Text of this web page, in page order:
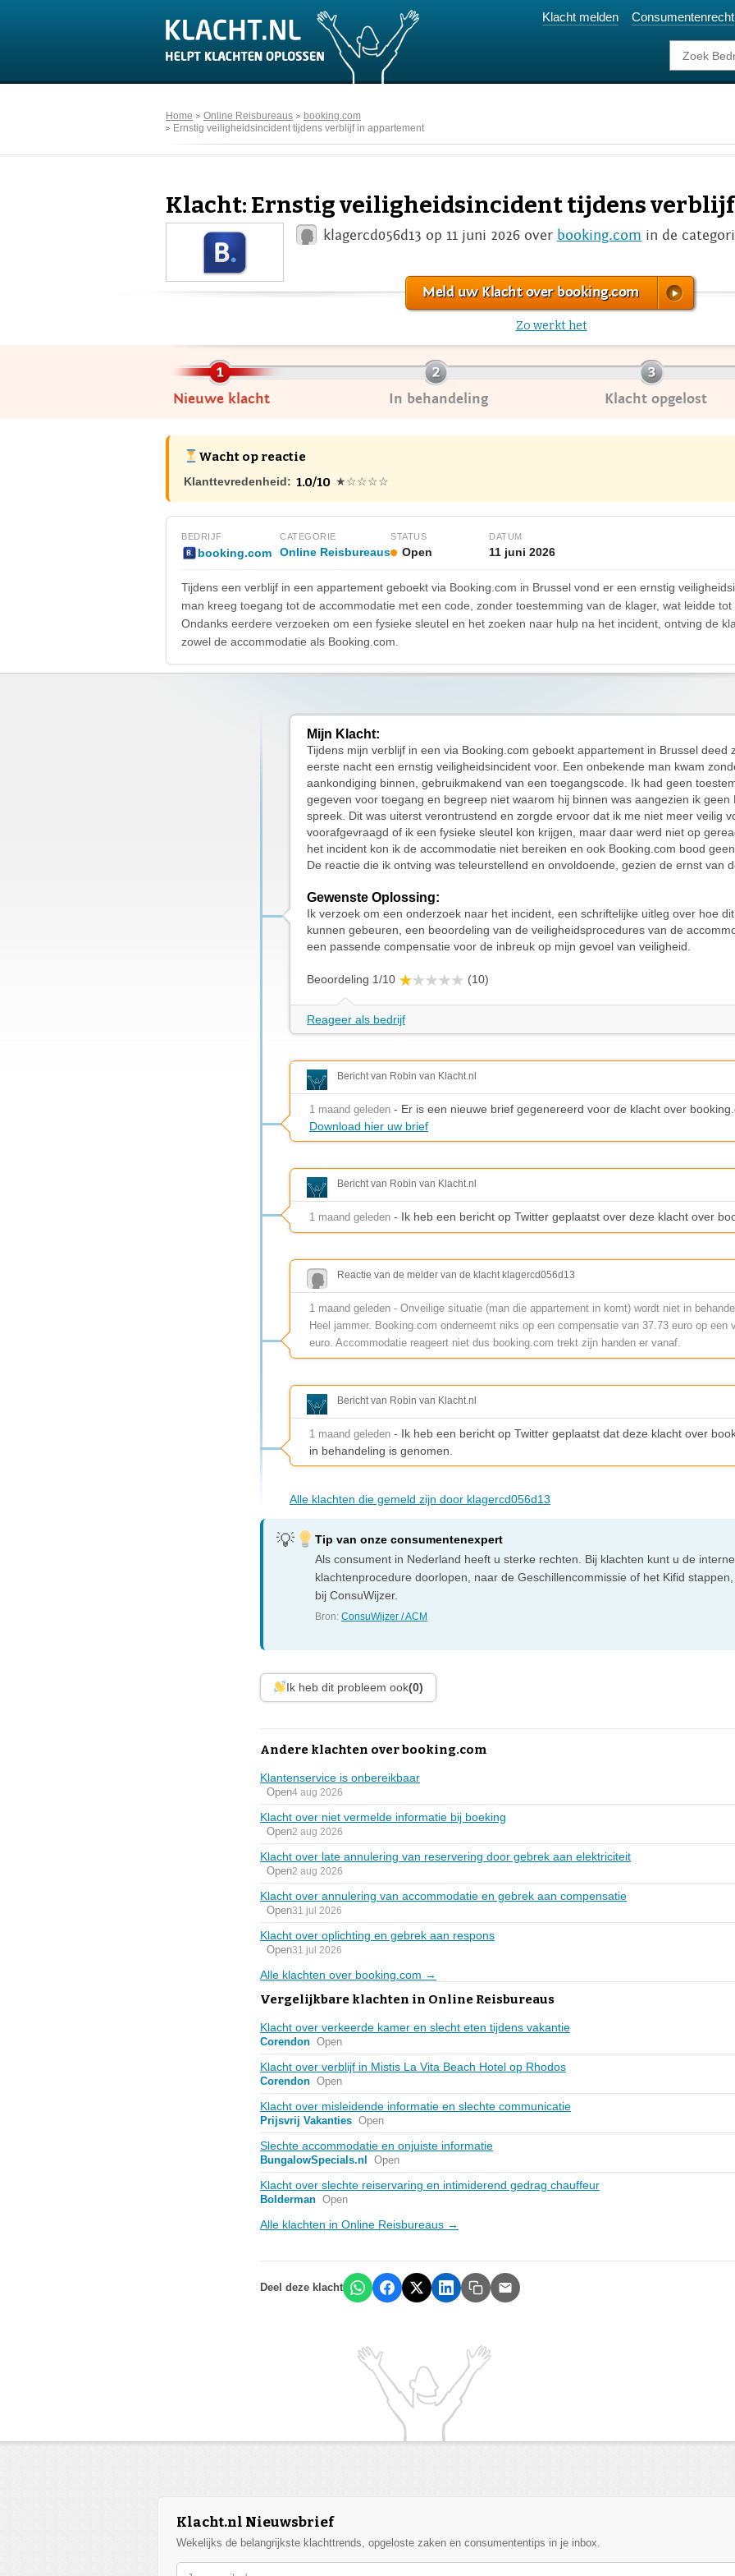
Klacht melden Consumentenrecht
Home Online Reisbureaus
booking.com
Ernstig veiligheidsincident tijdens verblijf in appartement
Klacht: Ernstig veiligheidsincident tijdens
klagercd056d13 op 11 juni 2026 over booking.com in de
Meld uw Klacht over booking.com
Zo werkt het
Nieuwe klacht In behandeling Klacht opgelost
Wacht op reactie
Klanttevredenheid: 1.0/10 ★☆☆☆☆
BEDRIJF
booking.com
CATEGORIE
Online Reisbureaus
STATUS
Open
DATUM
11 juni 2026
Tijdens een verblijf in een appartement geboekt via Booking.com in Brussel vond er een ernstig
man kreeg toegang tot de accommodatie met een code, zonder toestemming van de klager, wat leidde tot
Ondanks eerdere verzoeken om een fysieke sleutel en het zoeken naar hulp na het incident, ontving de
zowel de accommodatie als Booking.com.
Mijn Klacht:
Tijdens mijn verblijf in een via Booking.com geboekt appartement in Brussel deed
eerste nacht een ernstig veiligheidsincident voor. Een onbekende man kwam
aankondiging binnen, gebruikmakend van een toegangscode. Ik had geen
gegeven voor toegang en begreep niet waarom hij binnen was aangezien ik geen
spreek. Dit was uiterst verontrustend en zorgde ervoor dat ik me niet meer veilig
voorafgevraagd of ik een fysieke sleutel kon krijgen, maar daar werd niet op
het incident kon ik de accommodatie niet bereiken en ook Booking.com bood
De reactie die ik ontving was teleurstellend en onvoldoende, gezien de ernst van
Gewenste Oplossing:
Ik verzoek om een onderzoek naar het incident, een schriftelijke uitleg over hoe
kunnen gebeuren, een beoordeling van de veiligheidsprocedures van de
een passende compensatie voor de inbreuk op mijn gevoel van veiligheid.
Beoordeling 1/10 (10)
Reageer als bedrijf
Bericht van Robin van Klacht.nl
1 maand geleden - Er is een nieuwe brief gegenereerd voor de klacht over
Download hier uw brief
Bericht van Robin van Klacht.nl
1 maand geleden - Ik heb een bericht op Twitter geplaatst over deze klacht over
Reactie van de melder van de klacht klagercd056d13
1 maand geleden - Onveilige situatie (man die appartement in komt) wordt niet in
Heel jammer. Booking.com onderneemt niks op een compensatie van 37.73 euro op een
euro. Accommodatie reageert niet dus booking.com trekt zijn handen er vanaf.
Bericht van Robin van Klacht.nl
1 maand geleden - Ik heb een bericht op Twitter geplaatst dat deze klacht over
in behandeling is genomen.
Alle klachten die gemeld zijn door klagercd056d13
Tip van onze consumentenexpert
Als consument in Nederland heeft u sterke rechten. Bij klachten kunt u de interne
klachtenprocedure doorlopen, naar de Geschillencommissie of het Kifid
bij ConsuWijzer.
Bron:ConsuWijzer / ACM
Ik heb dit probleem ook(0)
Andere klachten over booking.com
Klantenservice is onbereikbaar
Open4 aug 2026
Klacht over niet vermelde informatie bij boeking
Open2 aug 2026
Klacht over late annulering van reservering door gebrek aan elektriciteit
Open2 aug 2026
Klacht over annulering van accommodatie en gebrek aan compensatie
Open31 jul 2026
Klacht over oplichting en gebrek aan respons
Open31 jul 2026
Alle klachten over booking.com →
Vergelijkbare klachten in Online Reisbureaus
Klacht over verkeerde kamer en slecht eten tijdens vakantie
Corendon Open
Klacht over verblijf in Mistis La Vita Beach Hotel op Rhodos
Corendon Open
Klacht over misleidende informatie en slechte communicatie
Prijsvrij Vakanties Open
Slechte accommodatie en onjuiste informatie
BungalowSpecials.nl Open
Klacht over slechte reiservaring en intimiderend gedrag chauffeur
Bolderman Open
Alle klachten in Online Reisbureaus →
Deel deze klacht
Klacht.nl Nieuwsbrief
Wekelijks de belangrijkste klachttrends, opgeloste zaken en consumententips in je inbox.